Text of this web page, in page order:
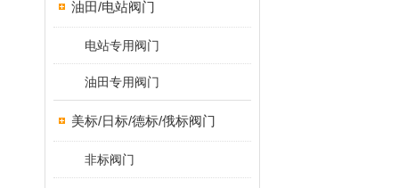
油田/电站阀门
电站专用阀门
油田专用阀门
美标/日标/德标/俄标阀门
非标阀门